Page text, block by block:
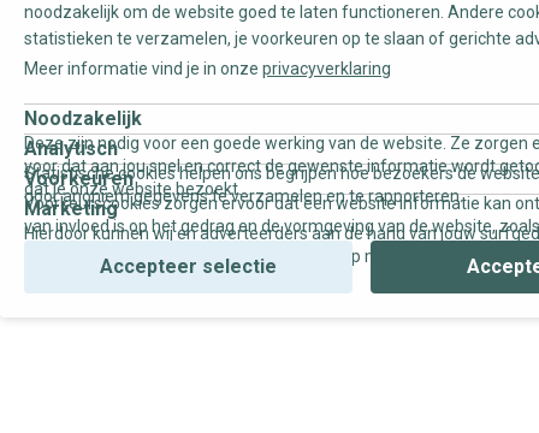
noodzakelijk om de website goed te laten functioneren. Andere
statistieken te verzamelen, je voorkeuren op te slaan of gerichte
Meer informatie vind je in onze privacyverklaring
Noodzakelijk
Deze zijn nodig voor een goede werking van de website. Ze zorgen
voor dat aan jou snel en correct de gewenste informatie wordt
dat je onze website bezoekt.
Analytisch
Statistische cookies helpen ons begrijpen hoe bezoekers de
door anoniem gegevens te verzamelen en te rapporteren.
Voorkeuren
Voorkeurscookies zorgen ervoor dat een website informatie kan
van invloed is op het gedrag en de vormgeving van de website,
Marketing
Hierdoor kunnen wij en adverteerders aan de hand van jouw
gepersonaliseerde online advertenties en op maat gemaakte
Accepteer selectie